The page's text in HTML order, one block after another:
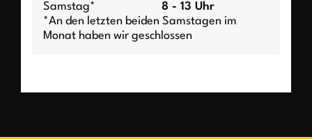
Samstag*
8 - 13 Uhr
*An den letzten beiden Samstagen im
Monat haben wir geschlossen